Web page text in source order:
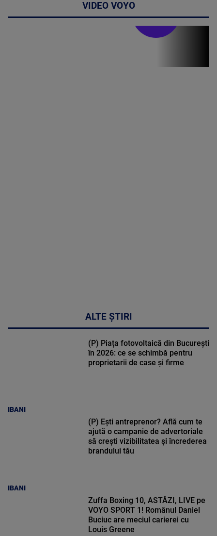
VIDEO VOYO
ALTE ȘTIRI
IBANI
(P) Piața fotovoltaică din București
în 2026: ce se schimbă pentru
proprietarii de case și firme
IBANI
(P) Ești antreprenor? Află cum te
ajută o campanie de advertoriale
să crești vizibilitatea și încrederea
brandului tău
Zuffa Boxing 10, ASTĂZI, LIVE pe
VOYO SPORT 1! Românul Daniel
Buciuc are meciul carierei cu
Louis Greene